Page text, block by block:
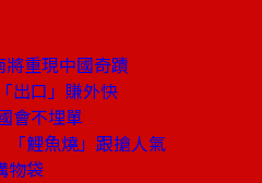
重現中國奇蹟
出口」賺外快
會不埋單
鯉魚燒」跟搶人氣
物袋